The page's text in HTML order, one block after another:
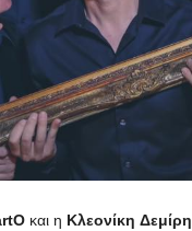
και η Κλεονίκη Δεμίρη